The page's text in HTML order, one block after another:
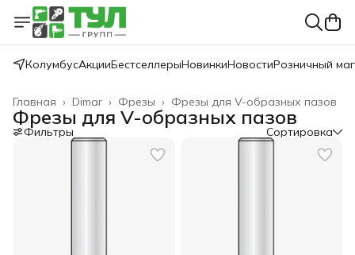
КолумбусАкцииБестселлерыНовинкиНовостиРозничный
Фрезы для V-образных пазов
Фрезы ›
Dimar ›
Главная ›
Фрезы для V-образных пазов
Фильтры Сортировка